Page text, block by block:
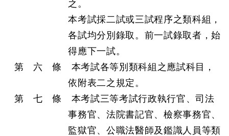
之。
本考試採二試或三試程序之類科組，
各試均分別錄取。前一試錄取者，始
得應下一試。
第 六 條 本考試各等別類科組之應試科目，
依附表二之規定。
第 七 條 本考試三等考試行政執行官、司法
事務官、法院書記官、檢察事務官、
監獄官、公職法醫師及鑑識人員等類